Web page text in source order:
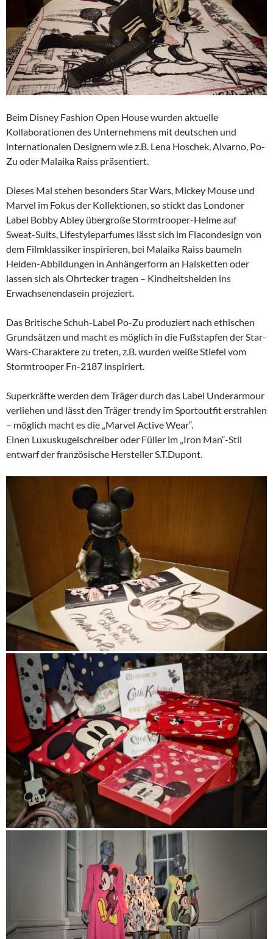
Beim Disney Fashion Open House wurden aktuelle
Kollaborationen des Unternehmens mit deutschen und
internationalen Designern wie z.B. Lena Hoschek, Alvarno, Po-
Zu oder Malaika Raiss präsentiert.
Dieses Mal stehen besonders Star Wars, Mickey Mouse und
Marvel im Fokus der Kollektionen, so stickt das Londoner
Label Bobby Abley übergroße Stormtrooper-Helme auf
Sweat-Suits, Lifestyleparfumes lässt sich im Flacondesign von
dem Filmklassiker inspirieren, bei Malaika Raiss baumeln
Helden-Abbildungen in Anhängerform an Halsketten oder
lassen sich als Ohrtecker tragen – Kindheitshelden ins
Erwachsenendasein projeziert.
Das Britische Schuh-Label Po-Zu produziert nach ethischen
Grundsätzen und macht es möglich in die Fußstapfen der Star-
Wars-Charaktere zu treten, z.B. wurden weiße Stiefel vom
Stormtrooper Fn-2187 inspiriert.
Superkräfte werden dem Träger durch das Label Underarmour
verliehen und lässt den Träger trendy im Sportoutfit erstrahlen
– möglich macht es die „Marvel Active Wear“.
Einen Luxuskugelschreiber oder Füller im „Iron Man“-Stil
entwarf der französische Hersteller S.T.Dupont.